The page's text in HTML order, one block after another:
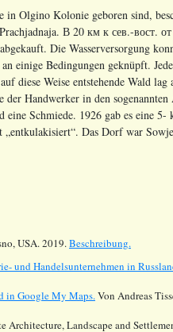
Olgino Kolonie geboren sind,
В 20 км к сев.-вост. от
Die Wasserversorgung
einige Bedingungen geknüpft.
diese Weise entstehende Wald
der Handwerker in den
Schmiede. 1926 gab es eine
Das Dorf war
USA. 2019.Beschreibung.
und Handelsunternehmen in
in Google My Maps.Von Andreas
Architecture, Landscape and